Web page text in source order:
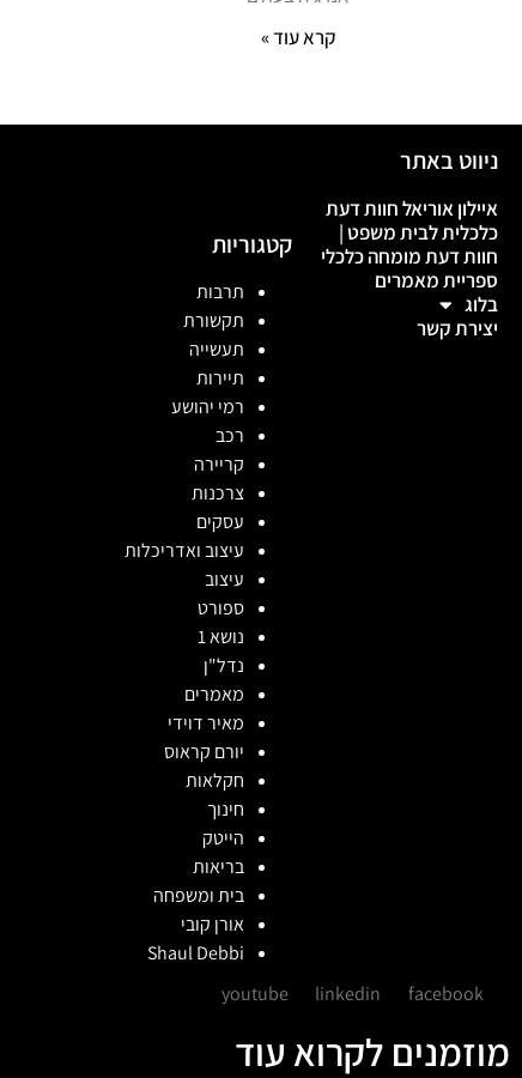
קרא עוד »
ניווט באתר
איילון אוריאל חוות דעת
כלכלית לבית משפט |
חוות דעת מומחה כלכלי
ספריית מאמרים
בלוג
יצירת קשר
קטגוריות
תרבות
תקשורת
תעשייה
תיירות
רמי יהושע
רכב
קריירה
צרכנות
עסקים
עיצוב ואדריכלות
עיצוב
ספורט
נושא 1
נדל"ן
מאמרים
מאיר דוידי
יורם קראוס
חקלאות
חינוך
הייטק
בריאות
בית ומשפחה
אורן קובי
Shaul Debbi
facebook
linkedin
youtube
מוזמנים לקרוא עוד